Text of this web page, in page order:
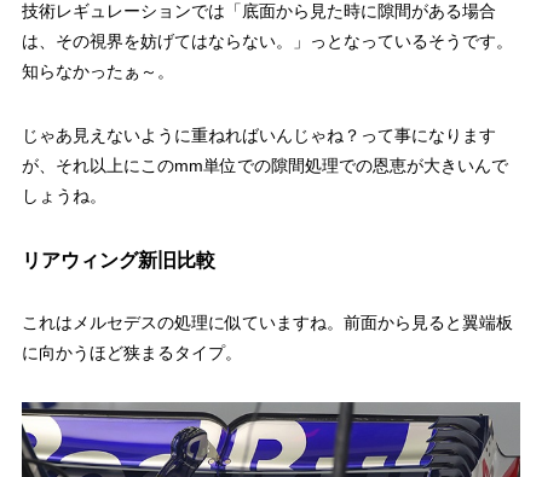
技術レギュレーションでは「底面から見た時に隙間がある場合
は、その視界を妨げてはならない。」っとなっているそうです。
知らなかったぁ～。
じゃあ見えないように重ねればいんじゃね？って事になります
が、それ以上にこのmm単位での隙間処理での恩恵が大きいんで
しょうね。
リアウィング新旧比較
これはメルセデスの処理に似ていますね。前面から見ると翼端板
に向かうほど狭まるタイプ。